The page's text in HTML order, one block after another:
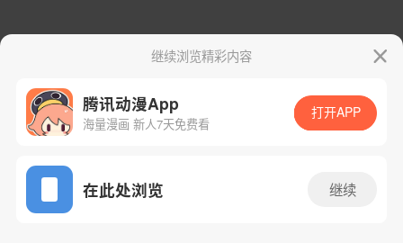
App免费看
继续浏览精彩内容
腾讯动漫App
海量漫画 新人7天免费看
打开APP
在此处浏览 继续